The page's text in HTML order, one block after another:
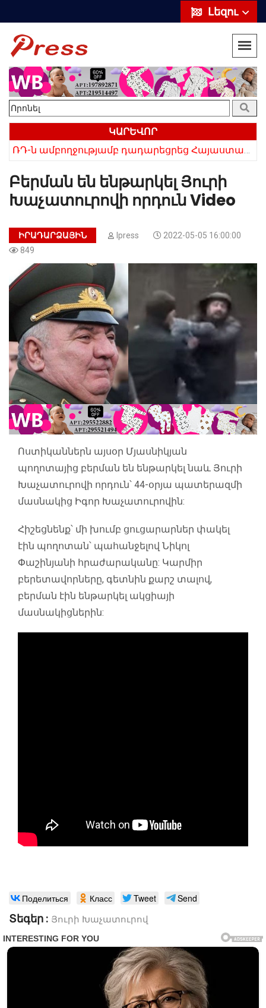
Լեզու
ԿԱՐԵՎՈՐ
Բերման են ենթարկել Յուրի
Խաչատուրովի որդուն Video
ԻՐԱԴԱՐՁԱՅԻՆ Ipress
2022-05-05 16:00:00
849
Ոստիկաններն այսօր Մյասնիկյան
պողոտայից բերման են ենթարկել նաև Յուրի
Խաչատուրովի որդուն՝ 44-օրյա պատերազմի
մասնակից Իգոր Խաչատուրովին:
Հիշեցնենք՝ մի խումբ ցուցարարներ փակել
էին պողոտան՝ պահանջելով Նիկոլ
Փաշինյանի հրաժարականը: Կարմիր
բերետավորները, գետնին քարշ տալով,
բերման էին ենթարկել ակցիայի
մասնակիցներին:
Поделиться Класс Tweet Send
Տեգեր : Յուրի Խաչատուրով